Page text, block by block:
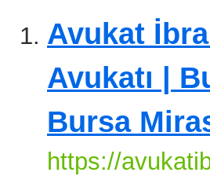
Avukat
Avukatı |
Bursa
https://